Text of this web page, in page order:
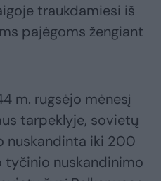
traukdamiesi iš
pajėgoms žengiant
m. rugsėjo mėnesį
tarpeklyje, sovietų
nuskandinta iki 200
tyčinio nuskandinimo